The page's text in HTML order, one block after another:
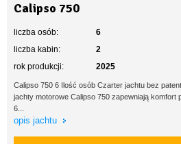
Calipso 750
liczba osób:
6
liczba kabin:
2
rok produkcji:
2025
Calipso 750 6 Ilość osób Czarter jachtu bez
jachty motorowe Calipso 750 zapewniają komfort
6...
opis jachtu